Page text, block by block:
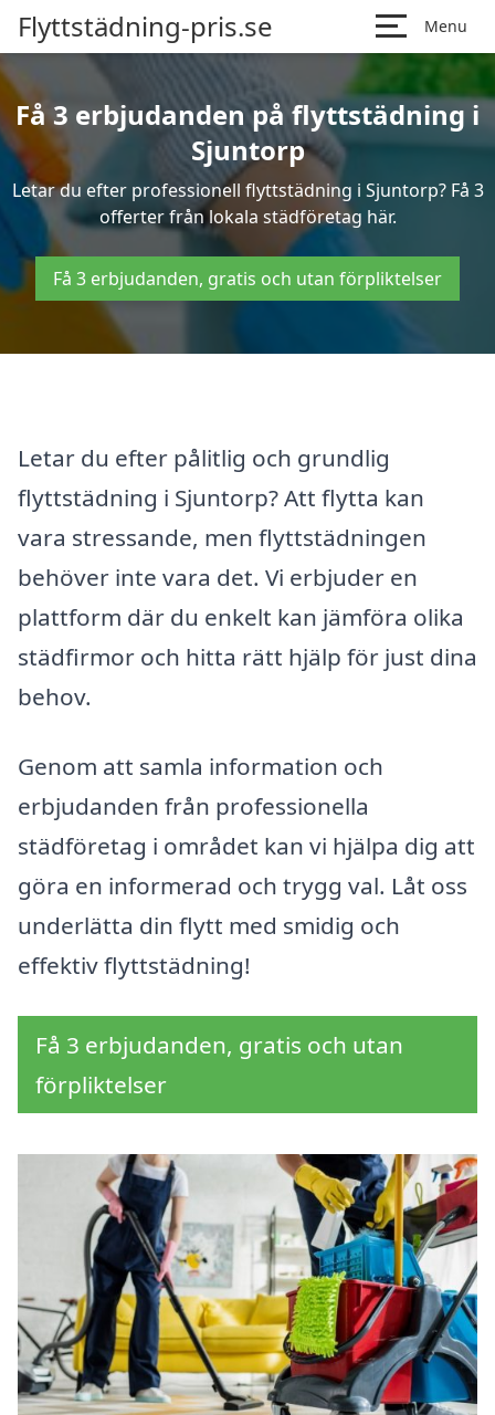
Flyttstädning-pris.se Menu
Få 3 erbjudanden på flyttstädning i
Sjuntorp
Letar du efter professionell flyttstädning i Sjuntorp? Få 3
offerter från lokala städföretag här.
Få 3 erbjudanden, gratis och utan förpliktelser
Letar du efter pålitlig och grundlig
flyttstädning i Sjuntorp? Att flytta kan
vara stressande, men flyttstädningen
behöver inte vara det. Vi erbjuder en
plattform där du enkelt kan jämföra olika
städfirmor och hitta rätt hjälp för just dina
behov.
Genom att samla information och
erbjudanden från professionella
städföretag i området kan vi hjälpa dig att
göra en informerad och trygg val. Låt oss
underlätta din flytt med smidig och
effektiv flyttstädning!
Få 3 erbjudanden, gratis och utan
förpliktelser